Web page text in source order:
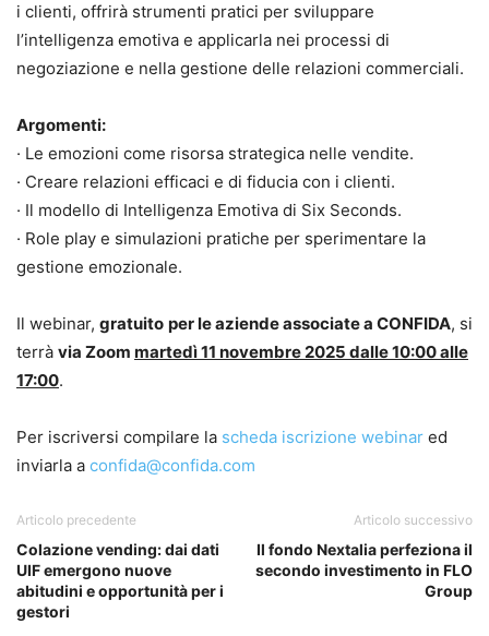
i clienti, offrirà strumenti pratici per sviluppare
l’intelligenza emotiva e applicarla nei processi di
negoziazione e nella gestione delle relazioni commerciali.
Argomenti:
· Le emozioni come risorsa strategica nelle vendite.
· Creare relazioni efficaci e di fiducia con i clienti.
· Il modello di Intelligenza Emotiva di Six Seconds.
· Role play e simulazioni pratiche per sperimentare la
gestione emozionale.
Il webinar, gratuito per le aziende associate a CONFIDA, si
terrà via Zoom martedì 11 novembre 2025 dalle 10:00 alle
17:00.
Per iscriversi compilare la scheda iscrizione webinar ed
inviarla a confida@confida.com
Articolo precedente
Colazione vending: dai dati
UIF emergono nuove
abitudini e opportunità per i
gestori
Articolo successivo
Il fondo Nextalia perfeziona il
secondo investimento in FLO
Group